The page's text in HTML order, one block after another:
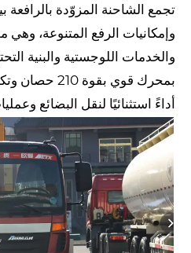
تجمع الشاحنة المزوّدة بالرافعة
وإمكانيات الرفع المتنوعة، وهي
والخدمات اللوجستية والبنية
أداءً استثنائيًا لنقل البضائع